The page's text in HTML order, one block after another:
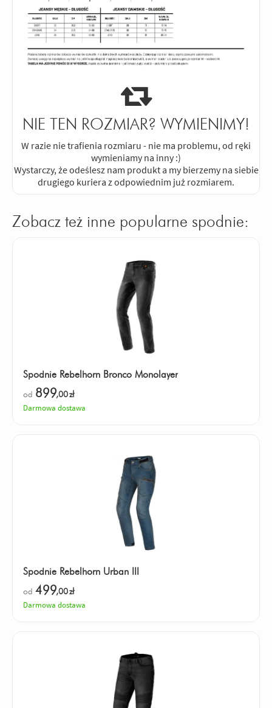
NIE TEN ROZMIAR? WYMIENIMY!
W razie nie trafienia rozmiaru - nie ma problemu, od ręki
wymieniamy na inny :)
Wystarczy, że odeślesz nam produkt a my bierzemy na siebie
drugiego kuriera z odpowiednim już rozmiarem.
Zobacz też inne popularne spodnie:
Spodnie Rebelhorn Bronco Monolayer
od 899,00zł
Darmowa dostawa
Spodnie Rebelhorn Urban III
od 499,00zł
Darmowa dostawa